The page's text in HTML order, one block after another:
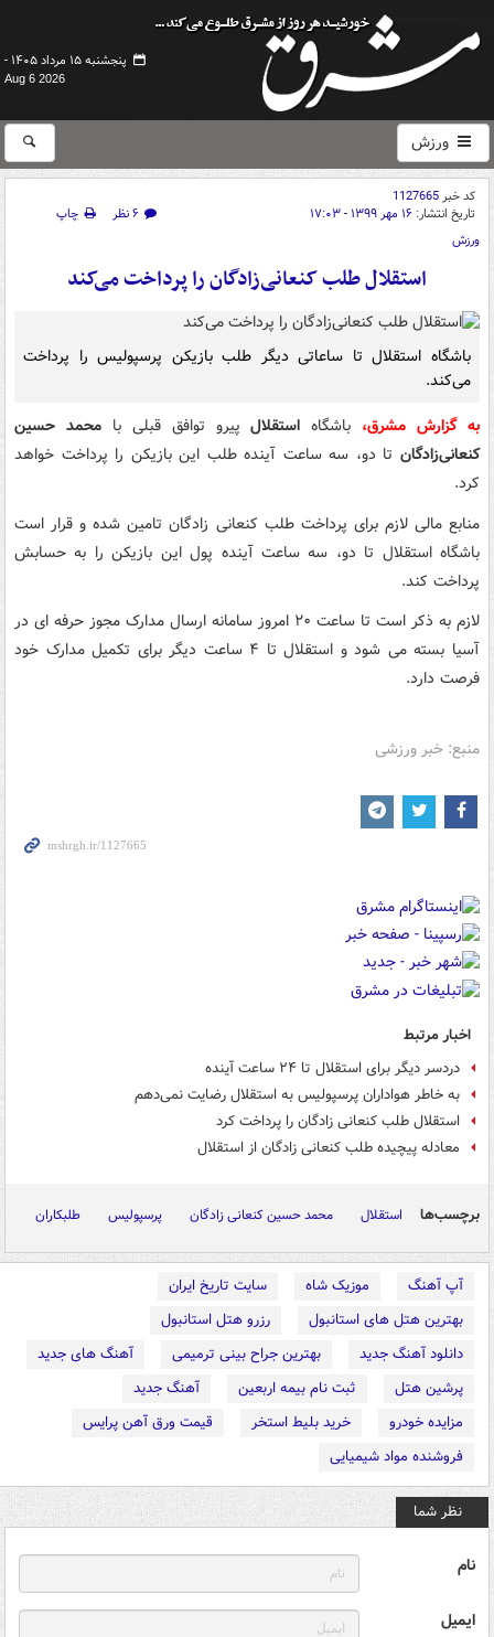
پنجشنبه ۱۵ مرداد ۱۴۰۵ -
Aug 6 2026
ورزش
کد خبر1127665
تاریخ انتشار: ۱۶ مهر ۱۳۹۹ - ۱۷:۰۳ ۶ نظر
چاپ
ورزش
استقلال طلب کنعانی‌زادگان را پرداخت می‌کند
باشگاه استقلال تا ساعاتی دیگر طلب بازیکن پرسپولیس را پرداخت
می‌کند.
به گزارش مشرق، باشگاه استقلال پیرو توافق قبلی بامحمد حسین
کنعانی‌زادگان تا دو، سه ساعت آینده طلب این بازیکن را پرداخت خواهد
کرد.
منابع مالی لازم برای پرداخت طلب کنعانی زادگان تامین شده و قرار است
باشگاه استقلال تا دو، سه ساعت آینده پول این بازیکن را به حسابش
پرداخت کند.
لازم به ذکر است تا ساعت ۲۰ امروز سامانه ارسال مدارک مجوز حرفه ای در
آسیا بسته می شود و استقلال تا ۴ ساعت دیگر برای تکمیل مدارک خود
فرصت دارد.
منبع: خبر ورزشی
اخبار مرتبط
دردسر دیگر برای استقلال تا ۲۴ ساعت آینده
به خاطر هواداران پرسپولیس به استقلال رضایت نمی‌دهم
استقلال طلب کنعانی زادگان را پرداخت کرد
معادله پیچیده طلب کنعانی زادگان از استقلال
برچسب‌ها استقلال محمد حسین کنعانی زادگان پرسپولیس طلبکاران
آپ آهنگ موزیک شاه
سایت تاریخ ایران
بهترین هتل های استانبول
رزرو هتل استانبول
دانلود آهنگ جدید
بهترین جراح بینی ترمیمی
آهنگ های جدید
پرشین هتل
ثبت نام بیمه اربعین
آهنگ جدید
مزایده خودرو
خرید بلیط استخر
قیمت ورق آهن پرایس
فروشنده مواد شیمیایی
نظر شما
نام
ایمیل